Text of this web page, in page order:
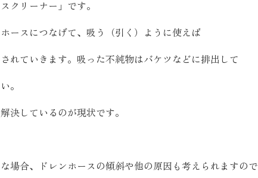
クリーナー」です。
ースにつなげて、吸う（引く）ように使えば
れていきます。吸った不純物はバケツなどに排出して
。
決しているのが現状です。
場合、ドレンホースの傾斜や他の原因も考えられますので